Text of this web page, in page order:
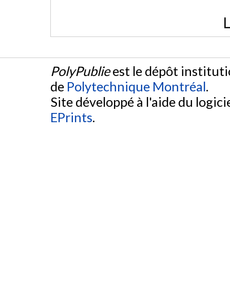
PolyPublieest le dépôt
de Polytechnique Montréal.
Site développé à l'aide du
EPrints.